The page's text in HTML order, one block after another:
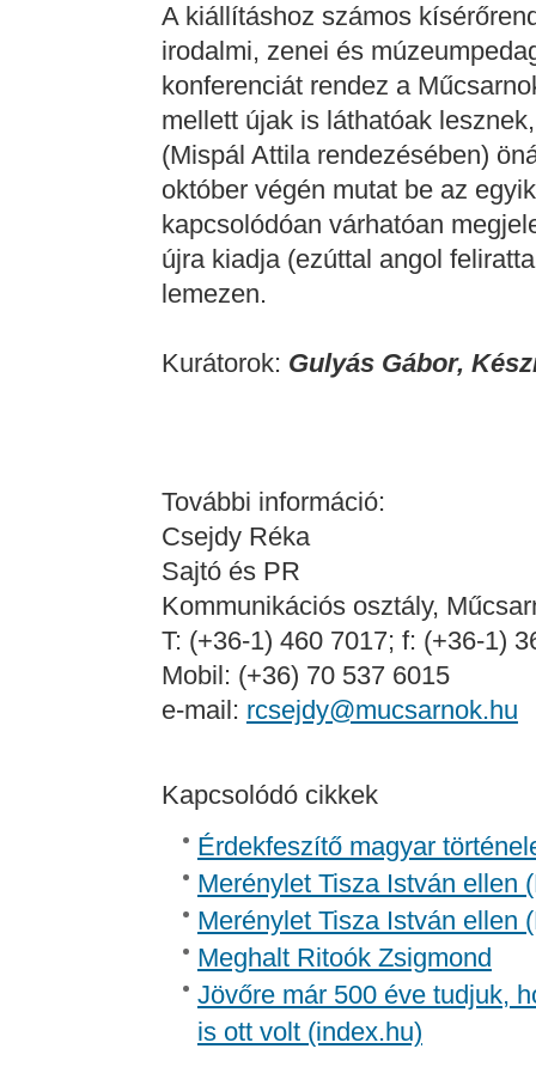
A kiállításhoz számos
irodalmi, zenei és
konferenciát rendez a
mellett újak is láthatóak
(Mispál Attila rendezésében)
október végén mutat be az
kapcsolódóan várhatóan
újra kiadja (ezúttal angol
lemezen.
Kurátorok: Gulyás Gábor,
További információ:
Csejdy Réka
Sajtó és PR
Kommunikációs osztály,
T: (+36-1) 460 7017; f: (+36-1)
Mobil: (+36) 70 537 6015
e-mail: rcsejdy@mucsarnok.hu
Kapcsolódó cikkek
Érdekfeszítő magyar
Merénylet Tisza István ellen
Merénylet Tisza István ellen
Meghalt Ritoók Zsigmond
Jövőre már 500 éve tudjuk,
is ott volt (index.hu)